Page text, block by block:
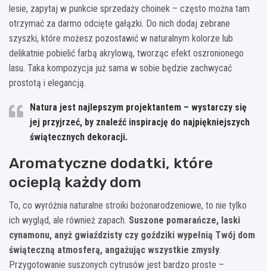
lesie, zapytaj w punkcie sprzedaży choinek – często można tam
otrzymać za darmo odcięte gałązki. Do nich dodaj zebrane
szyszki, które możesz pozostawić w naturalnym kolorze lub
delikatnie pobielić farbą akrylową, tworząc efekt oszronionego
lasu. Taka kompozycja już sama w sobie będzie zachwycać
prostotą i elegancją.
Natura jest najlepszym projektantem – wystarczy się
jej przyjrzeć, by znaleźć inspirację do najpiękniejszych
świątecznych dekoracji.
Aromatyczne dodatki, które
ocieplą każdy dom
To, co wyróżnia naturalne stroiki bożonarodzeniowe, to nie tylko
ich wygląd, ale również zapach. Suszone pomarańcze, laski
cynamonu, anyż gwiaździsty czy goździki wypełnią Twój dom
świąteczną atmosferą, angażując wszystkie zmysły.
Przygotowanie suszonych cytrusów jest bardzo proste –